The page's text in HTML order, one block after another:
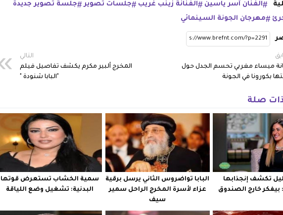
الفنان آسر ياسين الفنانة زينب غريب جلسات تصوير
جلسة تصوير جديدة
مهرجان الجونة السينمائي
ميساء مغربي تحسم الجدل حول
بكورونا في الجونة
التالي
المخرج ألبير مكرم يكشف تفاصيل فيلم
"البابا شنودة "
صلة
تكشف إنجذابها
بيفكر خارج الصندوق
البابا تواضروس الثاني يرسل برقية
عزاء لأسرة المخرج الراحل سمير
سيف
سمية الخشاب تستعرض قوتها
البدنية: تشغيل وضع اللياقة